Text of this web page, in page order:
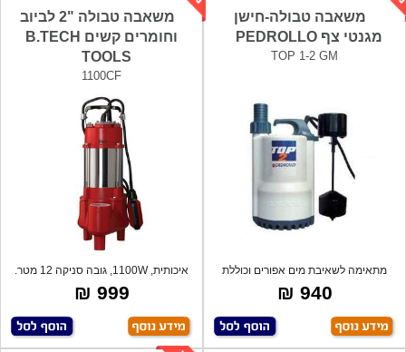
משאבה טבולה-חישן
מגנטי צף PEDROLLO
TOP 1-2 GM
מתאימה לשאיבת מים אפורים וכוללת
חיישן מג
940 ₪
משאבה טבולה "2 לביוב
וחומרים קשים B.TECH
TOOLS
1100CF
איכותית, 1100W, גובה סניקה 12 מטר.
מתאים
999 ₪